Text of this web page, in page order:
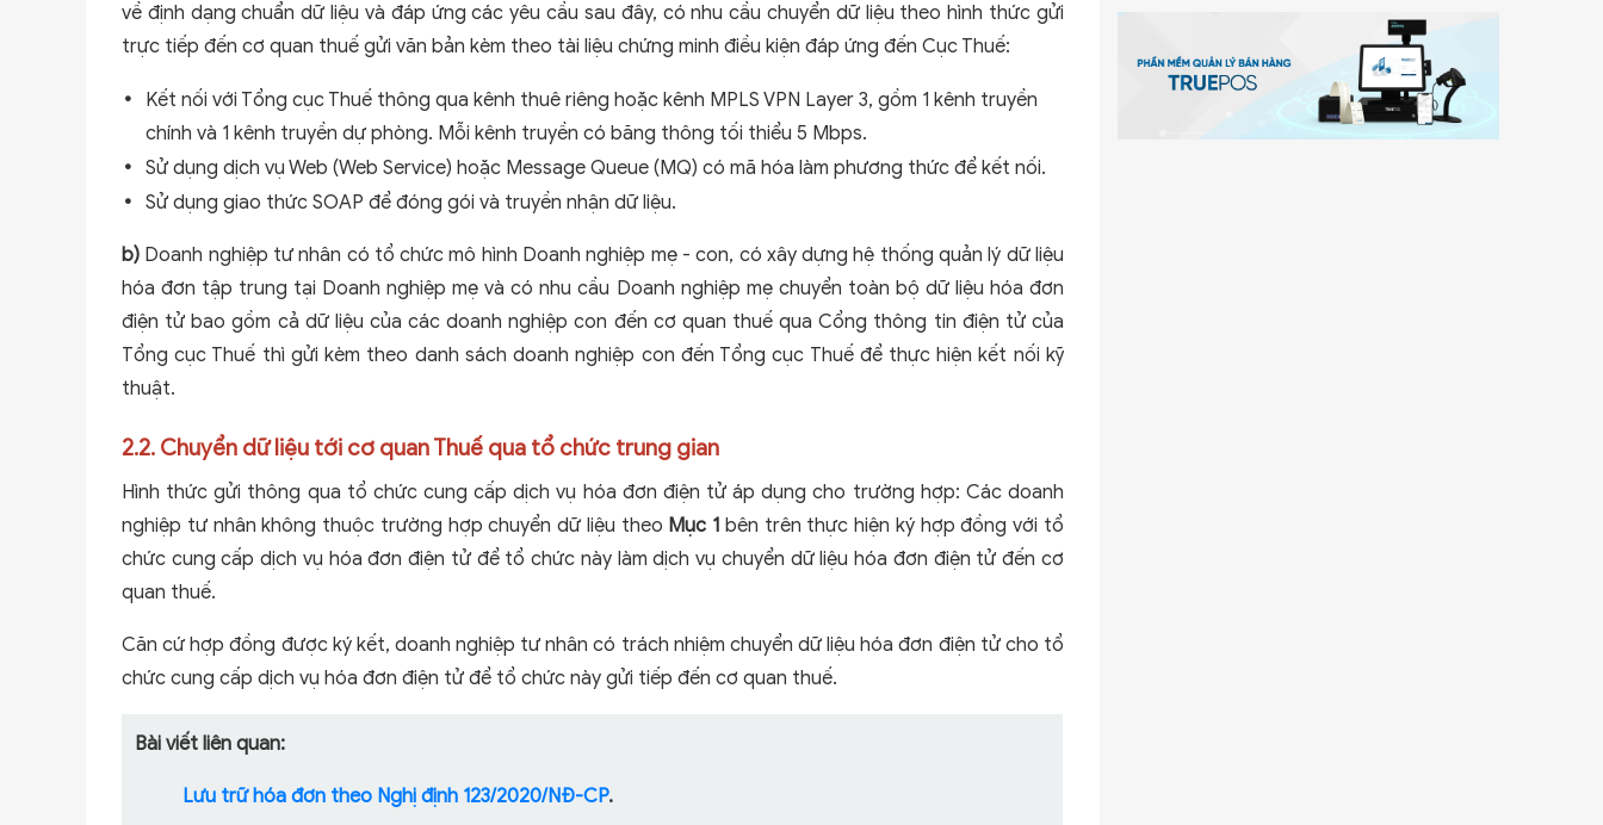
về định dạng chuẩn dữ liệu và đáp ứng các yêu cầu sau đây, có nhu cầu chuyển dữ liệu theo hình thức gửi
trực tiếp đến cơ quan thuế gửi văn bản kèm theo tài liệu chứng minh điều kiện đáp ứng đến Cục Thuế:
Kết nối với Tổng cục Thuế thông qua kênh thuê riêng hoặc kênh MPLS VPN Layer 3, gồm 1 kênh truyền
chính và 1 kênh truyền dự phòng. Mỗi kênh truyền có băng thông tối thiểu 5 Mbps.
Sử dụng dịch vụ Web (Web Service) hoặc Message Queue (MQ) có mã hóa làm phương thức để kết nối.
Sử dụng giao thức SOAP để đóng gói và truyền nhận dữ liệu.
b) Doanh nghiệp tư nhân có tổ chức mô hình Doanh nghiệp mẹ - con, có xây dựng hệ thống quản lý dữ liệu
hóa đơn tập trung tại Doanh nghiệp mẹ và có nhu cầu Doanh nghiệp mẹ chuyển toàn bộ dữ liệu hóa đơn
điện tử bao gồm cả dữ liệu của các doanh nghiệp con đến cơ quan thuế qua Cổng thông tin điện tử của
Tổng cục Thuế thì gửi kèm theo danh sách doanh nghiệp con đến Tổng cục Thuế để thực hiện kết nối kỹ
thuật.
2.2. Chuyển dữ liệu tới cơ quan Thuế qua tổ chức trung gian
Hình thức gửi thông qua tổ chức cung cấp dịch vụ hóa đơn điện tử áp dụng cho trường hợp: Các doanh
nghiệp tư nhân không thuộc trường hợp chuyển dữ liệu theo Mục 1 bên trên thực hiện ký hợp đồng với tổ
chức cung cấp dịch vụ hóa đơn điện tử để tổ chức này làm dịch vụ chuyển dữ liệu hóa đơn điện tử đến cơ
quan thuế.
Căn cứ hợp đồng được ký kết, doanh nghiệp tư nhân có trách nhiệm chuyển dữ liệu hóa đơn điện tử cho tổ
chức cung cấp dịch vụ hóa đơn điện tử để tổ chức này gửi tiếp đến cơ quan thuế.
Bài viết liên quan:
Lưu trữ hóa đơn theo Nghị định 123/2020/NĐ-CP.